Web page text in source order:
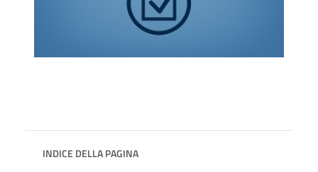
INDICE DELLA PAGINA